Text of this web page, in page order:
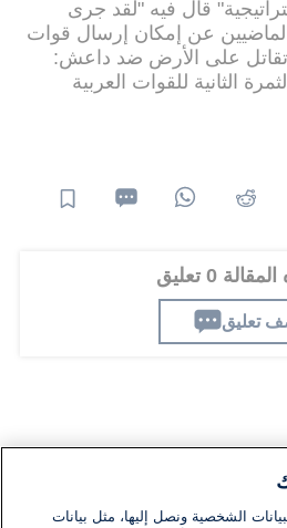
قال فيه "لقد جرى
عن إمكان إرسال قوات
تقاتل على الأرض ضد داعش:
الثانية للقوات العربية
0 تعليق
تعليق
الآن. كن الأول!
الشخصية ونصل إليها، مثل بيانات